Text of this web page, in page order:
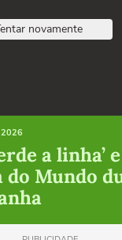
novamente
2026
a linha’
do Mundo